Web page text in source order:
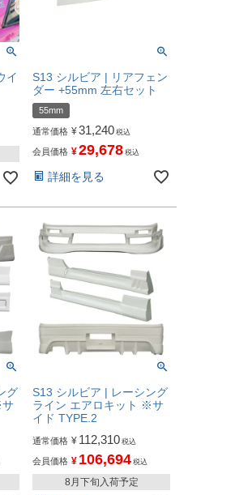
イ
S13 シルビア | リアフェン
ダー +55mm 左右セット
55mm
通常価格 ¥31,240 税込
会員価格 ¥29,678 税込
詳細を見る
グ
S13 シルビア | レーシング
ライン エアロキット ※サ
イド TYPE.2
通常価格 ¥ 112,310 税込
会員価格 ¥ 106,694 税込
8月下旬入荷予定